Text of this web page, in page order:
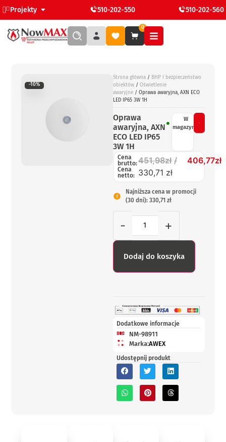
Projekty 510-202-550 510-202-560
0
-10%
Strona główna / BHP i bezpieczeństwo
obiektów / Oświetlenie
awaryjne / Oprawa awaryjna, AXN ECO
LED IP65 3W 1H
Oprawa
awaryjna, AXN
ECO LED IP65
3W 1H
W
magazynie
Cena
brutto:451,98zł 406,77zł
Cena
netto: 330,71 zł
Najniższa cena w promocji
(30 dni): 330,71 zł
- +
Dodaj do koszyka
Dodatkowe informacje
NM-98911
Marka:AWEX
Udostępnij produkt